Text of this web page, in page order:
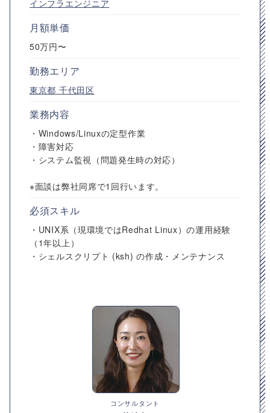
インフラエンジニア
月額単価
50万円〜
勤務エリア
東京都 千代田区
業務内容
・Windows/Linuxの定型作業
・障害対応
・システム監視（問題発生時の対応）
※面談は弊社同席で1回行います。
必須スキル
・UNIX系（現環境ではRedhat Linux）の運用経験
（1年以上）
・シェルスクリプト (ksh) の作成・メンテナンス
コンサルタント